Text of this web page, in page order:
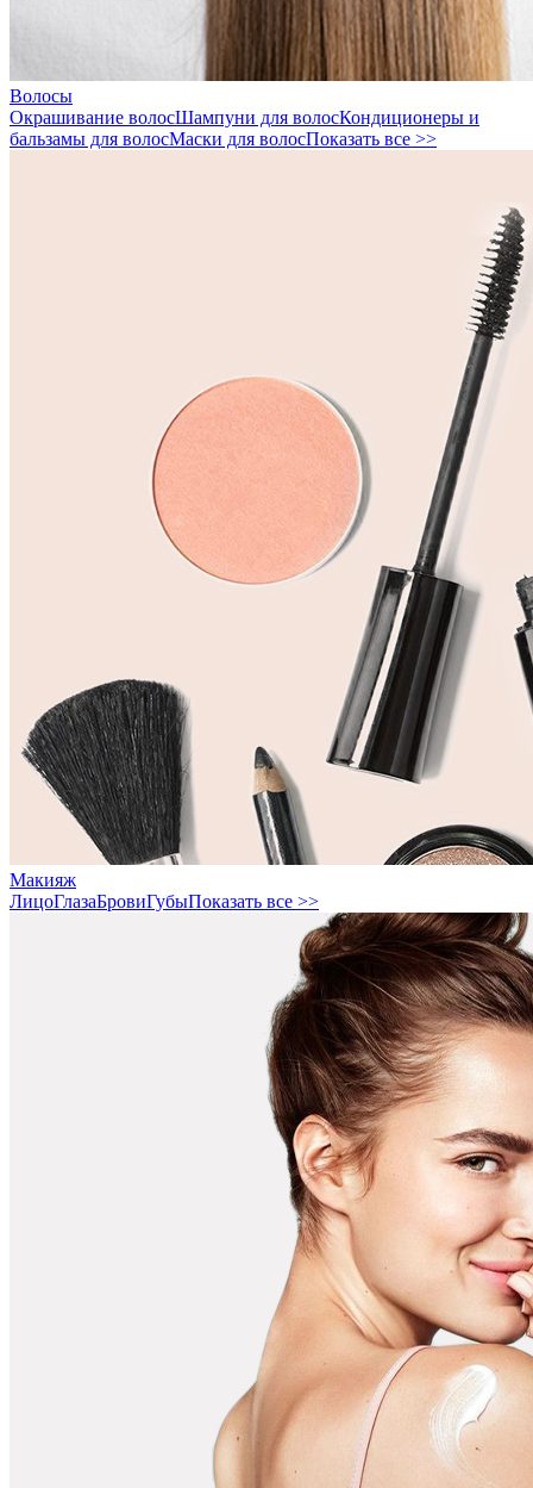
Волосы
Окрашивание волосШампуни для волосКондиционеры и
бальзамы для волосМаски для волосПоказать все >>
Макияж
ЛицоГлазаБровиГубыПоказать все >>